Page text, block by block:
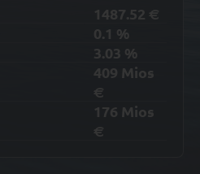
1487.52 €
0.1 %
3.03 %
409 Mios
€
176 Mios
€